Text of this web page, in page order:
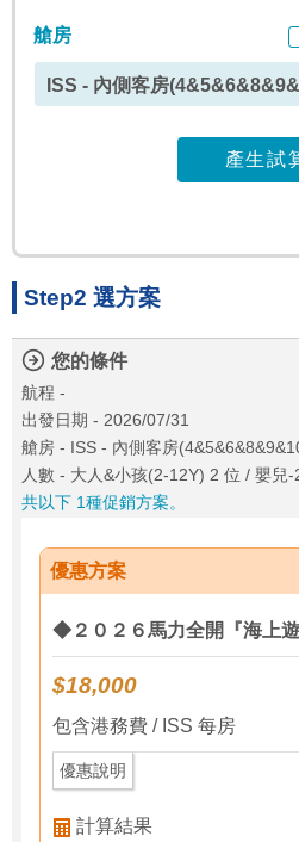
艙房
ISS - 內側客房
產生試
Step2 選方案
您的條件
航程 -
出發日期 - 2026/07/31
艙房 - ISS - 內側客房
人數 - 大人&小孩(2-12Y) 2 位 / 嬰兒-
共以下 1種促銷方案。
優惠方案
◆２０２６馬力全開『海上
$18,000
包含港務費 / ISS 每房
優惠說明
計算結果